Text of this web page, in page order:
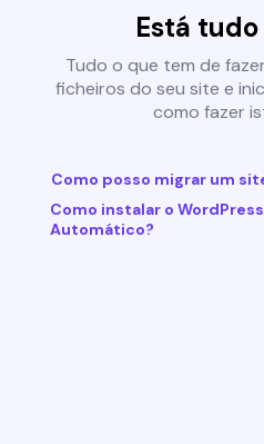
Está
Tudo o que tem de
ficheiros do seu site e
como fazer
Como posso migrar um
Como instalar o
Automático?